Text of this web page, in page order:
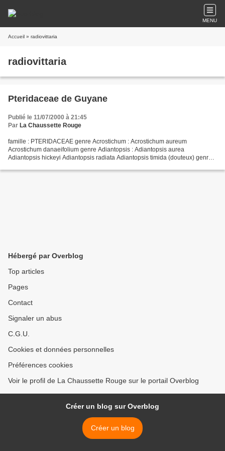
MENU
Accueil » radiovittaria
radiovittaria
Pteridaceae de Guyane
Publié le 11/07/2000 à 21:45
Par La Chaussette Rouge
famille : PTERIDACEAE genre Acrostichum : Acrostichum aureum
Acrostichum danaeifolium genre Adiantopsis : Adiantopsis aurea
Adiantopsis hickeyi Adiantopsis radiata Adiantopsis timida (douteux) genre
Hébergé par Overblog
Top articles
Pages
Contact
Signaler un abus
C.G.U.
Cookies et données personnelles
Préférences cookies
Voir le profil de La Chaussette Rouge sur le portail Overblog
Créer un blog sur Overblog
Créer un blog